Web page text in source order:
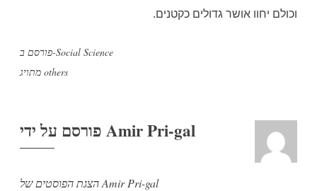
וכולם יחוו אושר גדולים כקטנים.
פורסם ב-Social Science
others
Amir Pri-gal
הצגת הפוסטים של Amir Pri-gal